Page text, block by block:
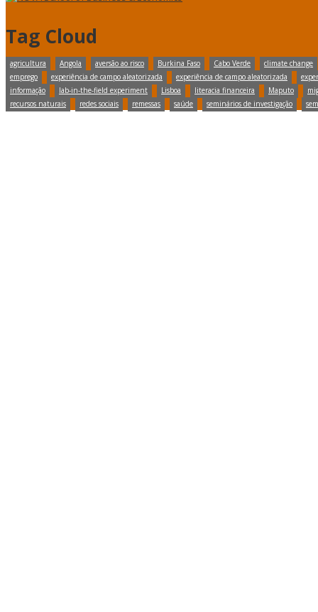
Tag Cloud
agricultura Angola aversão ao risco Burkina Faso Cabo Verde
climate change
emprego
experiência de campo aleatorizada experiência de campo aleatorizada
informação
lab-in-the-field experiment Lisboa literacia financeira Maputo
recursos naturais
redes sociais remessas saúde seminários de investigação